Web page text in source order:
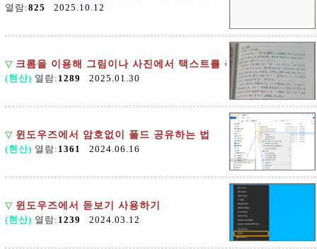
열람:825 2025.10.12
▽ 크롬을 이용해 그림이나 사진에서 택스트를 추출하는 방법
(현산) 열람: 1289 2025.01.30
▽ 윈도우즈에서 암호없이 폴드 공유하는 법
(현산) 열람: 1361 2024.06.16
▽ 윈도우즈에서 돋보기 사용하기
(현산) 열람: 1239 2024.03.12